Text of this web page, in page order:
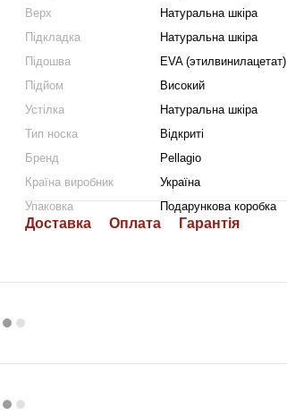
Верх
Натуральна шкіра
Підкладка
Натуральна шкіра
Підошва
EVA (этилвинилацетат)
Підйом
Високий
Устілка
Натуральна шкіра
Тип носка
Відкриті
Бренд
Pellagio
Країна виробник
Україна
Упаковка
Подарункова коробка
Доставка Оплата Гарантія